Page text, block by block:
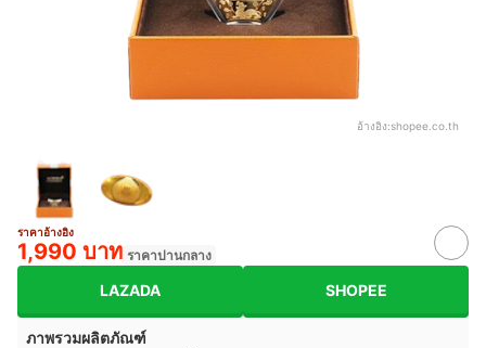
อ้างอิง:shopee.co.th
ราคาอ้างอิง
1,990 บาท ราคาปานกลาง
LAZADA SHOPEE
ภาพรวมผลิตภัณฑ์